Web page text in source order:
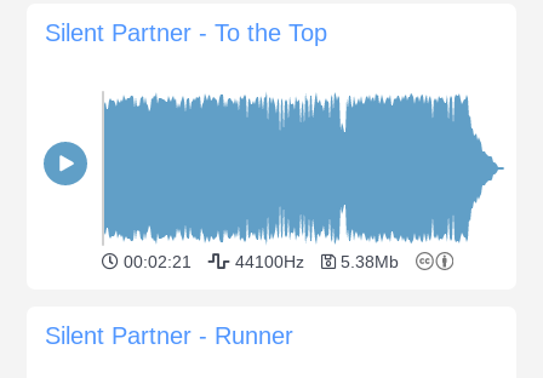
Silent Partner - To the Top
00:02:21 44100Hz 5.38Mb
Silent Partner - Runner